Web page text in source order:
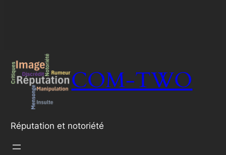
COM-TWO
Réputation et notoriété